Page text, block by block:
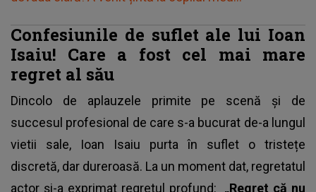
Confesiunile de suflet ale lui Ioan
Isaiu! Care a fost cel mai mare
regret al său
Dincolo de aplauzele primite pe scenă și de
succesul profesional de care s-a bucurat de-a lungul
vietii sale, Ioan Isaiu purta în suflet o tristețe
discretă, dar dureroasă. La un moment dat, regretatul
actor și-a exprimat regretul profund: „Regret că nu